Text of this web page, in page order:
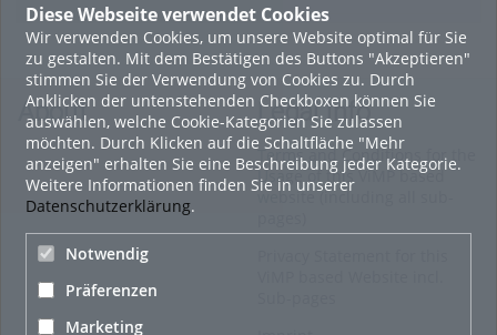
Diese Webseite verwendet Cookies
Wir verwenden Cookies, um unsere Website optimal für Sie
zu gestalten. Mit dem Bestätigen des Buttons "Akzeptieren"
stimmen Sie der Verwendung von Cookies zu. Durch
Anklicken der untenstehenden Checkboxen können Sie
auswählen, welche Cookie-Kategorien Sie zulassen
möchten. Durch Klicken auf die Schaltfläche "Mehr
anzeigen" erhalten Sie eine Beschreibung jeder Kategorie.
Weitere Informationen finden Sie in unserer
Datenschutzerklärung.
Notwendig
Präferenzen
Marketing
16. Mai 2022
neuer Test-Newsbeitrag
HOHU
9. Mai 2022
¨Haager Lies reloaded“ - der neue Top-Radweg in OÖ
verbindet
About Legal Info
Terms and Conditions for the
Usage of this ViMP based
website (including all sub-